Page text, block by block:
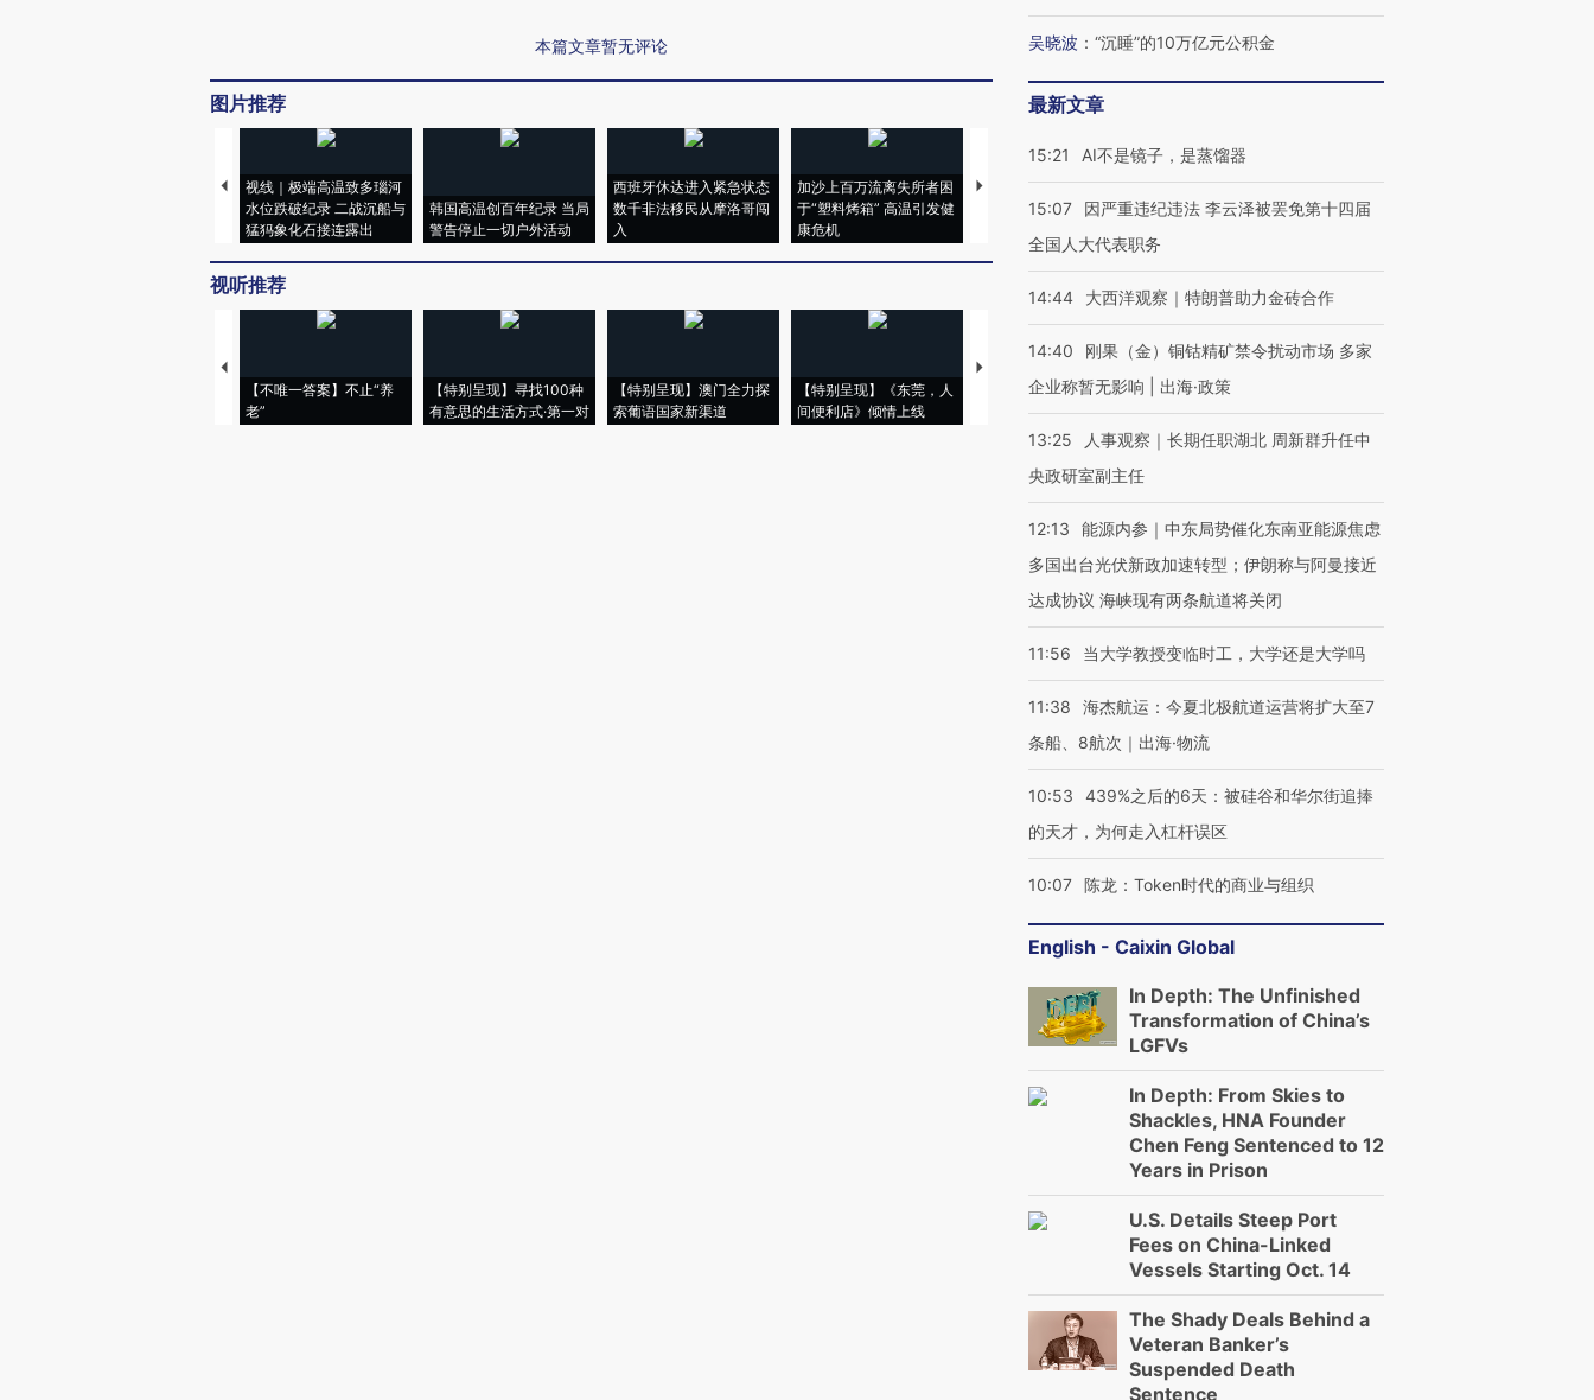
本篇文章暂无评论
图片推荐
视线｜极端高温致多瑙河
水位跌破纪录 二战沉船与
猛犸象化石接连露出
韩国高温创百年纪录 当局
警告停止一切户外活动
西班牙休达进入紧急状态
数千非法移民从摩洛哥闯
入
加沙上百万流离失所者困
于“塑料烤箱” 高温引发健
康危机
视线｜HYROX的吸金
术：是什么让中产们甘
马航飞行员跨国走私7万
粒摇头丸 尿检体内含3种
视线｜被称为“蟑螂”的印
度Z世代 用街头抗争将教
视听推荐
【不唯一答案】不止“养
老”
【特别呈现】寻找100种
有意思的生活方式·第一对
【特别呈现】澳门全力探
索葡语国家新渠道
【特别呈现】《东莞，人
间便利店》倾情上线
【推广】走进第四届链博
会，让数智科技“链”接产
【特别呈现】寻找100种
有意思的生活方式·第三对
住三大增长引擎是什么？
吴晓波 ： “沉睡”的10万亿元公积金
最新文章
15:21 AI不是镜子，是蒸馏器
15:07
因严重违纪违法 李云泽被罢免第十四届
全国人大代表职务
14:44 大西洋观察｜特朗普助力金砖合作
14:40
刚果（金）铜钴精矿禁令扰动市场 多家
企业称暂无影响 | 出海·政策
13:25
人事观察｜长期任职湖北 周新群升任中
央政研室副主任
12:13
能源内参｜中东局势催化东南亚能源焦虑
多国出台光伏新政加速转型；伊朗称与阿曼接近
达成协议 海峡现有两条航道将关闭
11:56 当大学教授变临时工，大学还是大学吗
11:38
海杰航运：今夏北极航道运营将扩大至7
条船、8航次｜出海·物流
10:53
439%之后的6天：被硅谷和华尔街追捧
的天才，为何走入杠杆误区
10:07 陈龙：Token时代的商业与组织
English - Caixin Global
In Depth: The Unfinished
Transformation of China’s
LGFVs
In Depth: From Skies to
Shackles, HNA Founder
Chen Feng Sentenced to 12
Years in Prison
U.S. Details Steep Port
Fees on China-Linked
Vessels Starting Oct. 14
The Shady Deals Behind a
Veteran Banker’s
Suspended Death
Sentence